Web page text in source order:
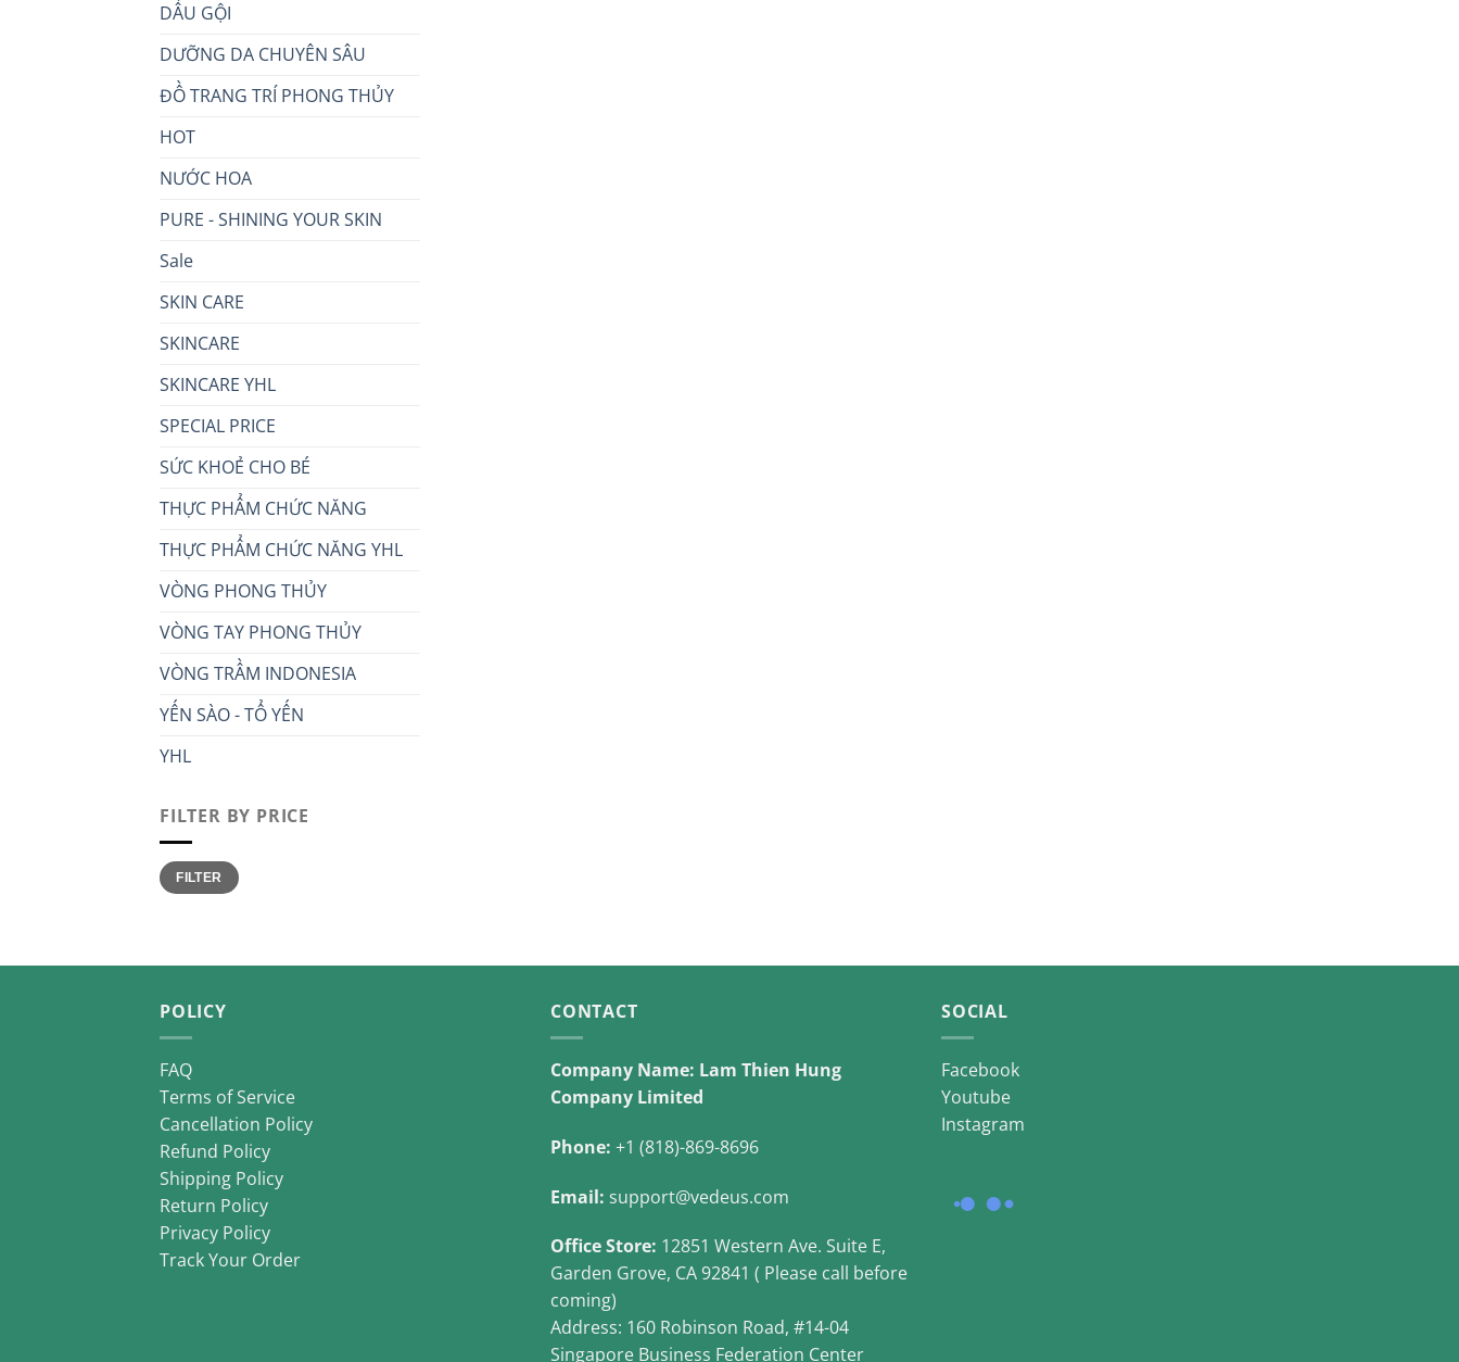
DẦU GỘI
DƯỠNG DA CHUYÊN SÂU
ĐỒ TRANG TRÍ PHONG THỦY
HOT
NƯỚC HOA
PURE - SHINING YOUR SKIN
Sale
SKIN CARE
SKINCARE
SKINCARE YHL
SPECIAL PRICE
SỨC KHOẺ CHO BÉ
THỰC PHẨM CHỨC NĂNG
THỰC PHẨM CHỨC NĂNG YHL
VÒNG PHONG THỦY
VÒNG TAY PHONG THỦY
VÒNG TRẦM INDONESIA
YẾN SÀO - TỔ YẾN
YHL
FILTER BY PRICE
Min
price
Max
priceFILTER
POLICY
FAQ
Terms of Service
Cancellation Policy
Refund Policy
Shipping Policy
Return Policy
Privacy Policy
Track Your Order
CONTACT
Company Name: Lam Thien Hung
Company Limited
Phone: +1 (818)-869-8696
Email: support@vedeus.com
Office Store: 12851 Western Ave. Suite E,
Garden Grove, CA 92841 ( Please call before
coming)
Address: 160 Robinson Road, #14-04
Singapore Business Federation Center
SOCIAL
Facebook
Youtube
Instagram